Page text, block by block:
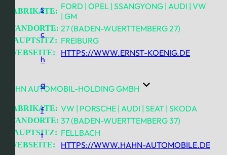
s
c
h
a
f
t
FABRIKATE: FORD | OPEL | SSANGYONG | AUDI | VW
| GM
STANDORTE: 27 (BADEN-WUERTTEMBERG 27)
HAUPTSITZ: FREIBURG
WEBSEITE: HTTPS://WWW.ERNST-KOENIG.DE
HAHN AUTOMOBIL-HOLDING GMBH
FABRIKATE: VW | PORSCHE | AUDI | SEAT | SKODA
STANDORTE: 37 (BADEN-WUERTTEMBERG 37)
HAUPTSITZ: FELLBACH
WEBSEITE: HTTPS://WWW.HAHN-AUTOMOBILE.DE